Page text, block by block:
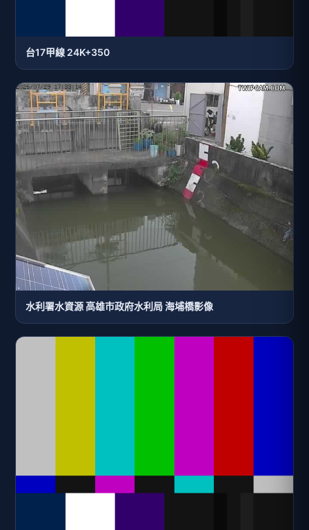
台17甲線 24K+350
水利署水資源 高雄市政府水利局 海埔橋影像